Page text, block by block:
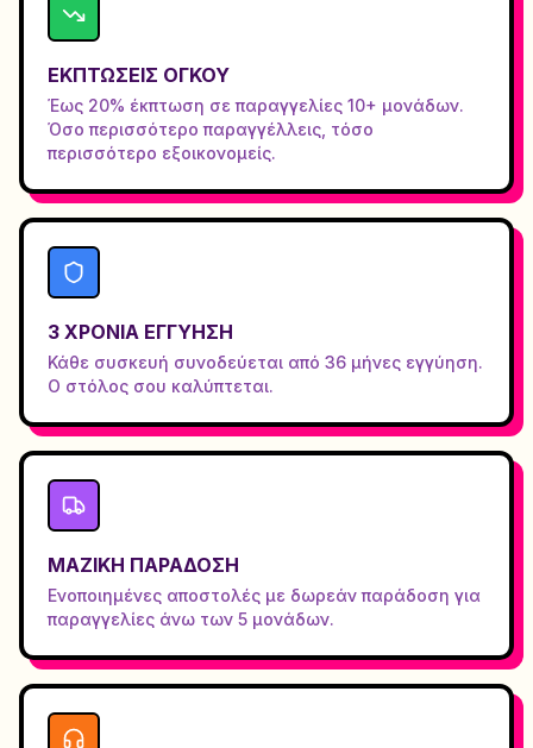
ΕΚΠΤΏΣΕΙΣ ΌΓΚΟΥ
Έως 20% έκπτωση σε παραγγελίες 10+ μονάδων.
Όσο περισσότερο παραγγέλλεις, τόσο
περισσότερο εξοικονομείς.
3 ΧΡΌΝΙΑ ΕΓΓΎΗΣΗ
Κάθε συσκευή συνοδεύεται από 36 μήνες εγγύηση.
Ο στόλος σου καλύπτεται.
ΜΑΖΙΚΉ ΠΑΡΆΔΟΣΗ
Ενοποιημένες αποστολές με δωρεάν παράδοση για
παραγγελίες άνω των 5 μονάδων.